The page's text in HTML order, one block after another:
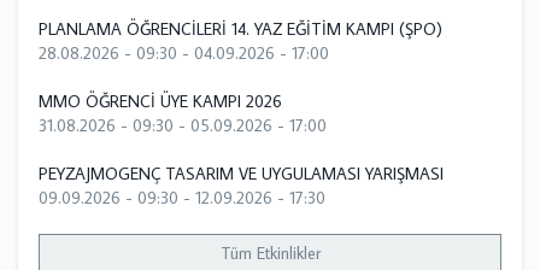
PLANLAMA ÖĞRENCİLERİ 14. YAZ EĞİTİM KAMPI (ŞPO)
28.08.2026 - 09:30 - 04.09.2026 - 17:00
MMO ÖĞRENCİ ÜYE KAMPI 2026
31.08.2026 - 09:30 - 05.09.2026 - 17:00
PEYZAJMOGENÇ TASARIM VE UYGULAMASI YARIŞMASI
09.09.2026 - 09:30 - 12.09.2026 - 17:30
Tüm Etkinlikler